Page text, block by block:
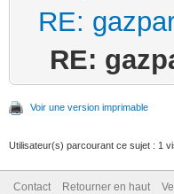
RE:
RE:
Voir une version imprimable
Utilisateur(s) parcourant ce sujet : 1
Contact Retourner en haut